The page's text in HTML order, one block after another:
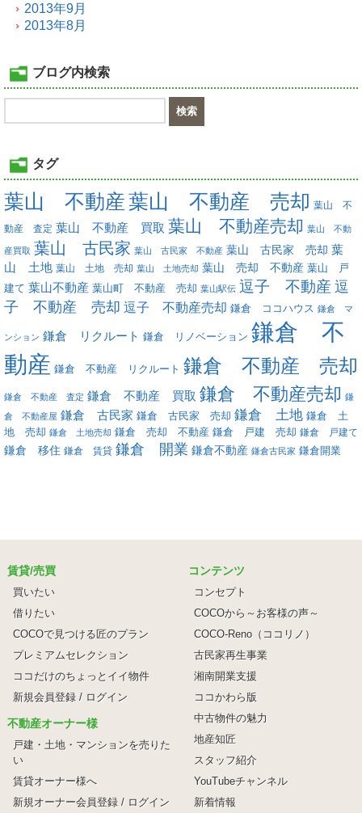
2013年9月
2013年8月
ブログ内検索
タグ
葉山 不動産葉山 不動産 売却 葉山 不
動産 査定 葉山 不動産 買取 葉山 不動産売却 葉山 不動
産買取 葉山 古民家 葉山 古民家 不動産 葉山 古民家 売却 葉
山 土地 葉山 土地 売却 葉山 土地売却 葉山 売却 不動産 葉山 戸
建て 葉山不動産 葉山町 不動産 売却 葉山駅伝 逗子 不動産 逗
子 不動産 売却 逗子 不動産売却 鎌倉 ココハウス 鎌倉 マ
ンション 鎌倉 リクルート 鎌倉 リノベーション 鎌倉 不
動産 鎌倉 不動産 リクルート 鎌倉 不動産 売却
鎌倉 不動産 査定 鎌倉 不動産 買取 鎌倉 不動産売却 鎌
倉 不動産屋 鎌倉 古民家 鎌倉 古民家 売却 鎌倉 土地 鎌倉 土
地 売却 鎌倉 土地売却 鎌倉 売却 不動産 鎌倉 戸建 売却 鎌倉 戸建て
鎌倉 移住 鎌倉 賃貸 鎌倉 開業 鎌倉不動産 鎌倉古民家 鎌倉開業
賃貸/売買
買いたい
借りたい
COCOで見つける匠のプラン
プレミアムセレクション
ココだけのちょっとイイ物件
新規会員登録 / ログイン
不動産オーナー様
戸建・土地・マンションを売りた
い
賃貸オーナー様へ
新規オーナー会員登録 / ログイン
コンテンツ
コンセプト
COCOから～お客様の声～
COCO-Reno（ココリノ）
古民家再生事業
湘南開業支援
ココかわら版
中古物件の魅力
地産知匠
スタッフ紹介
YouTubeチャンネル
新着情報